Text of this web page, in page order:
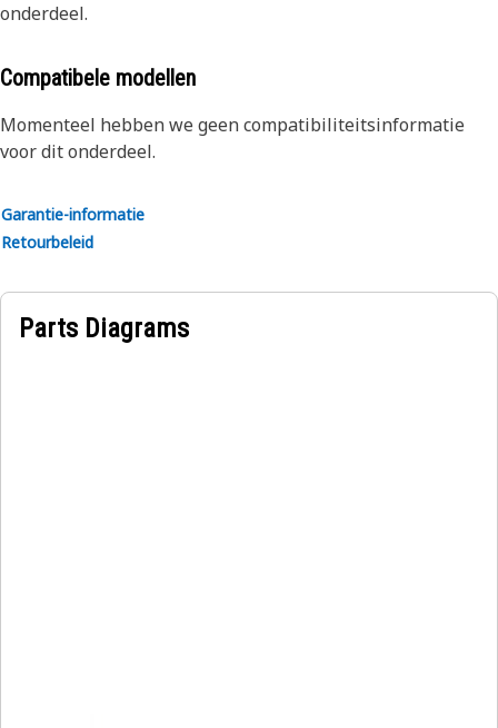
onderdeel.
Compatibele modellen
Momenteel hebben we geen compatibiliteitsinformatie
voor dit onderdeel.
Garantie-informatie
Retourbeleid
Parts Diagrams